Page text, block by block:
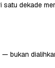
satu dekade
bukan